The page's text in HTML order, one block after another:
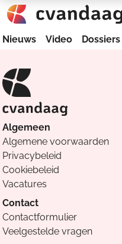
Nieuws Video Dossiers
Algemeen
Algemene voorwaarden
Privacybeleid
Cookiebeleid
Vacatures
Contact
Contactformulier
Veelgestelde vragen